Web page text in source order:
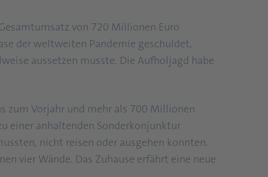
von 720 Millionen Euro
der weltweiten Pandemie geschuldet,
aussetzen musste. Die Aufholjagd habe
zum Vorjahr und mehr als 700 Millionen
einer anhaltenden Sonderkonjunktur
nicht reisen oder ausgehen konnten.
vier Wände. Das Zuhause erfährt eine neue